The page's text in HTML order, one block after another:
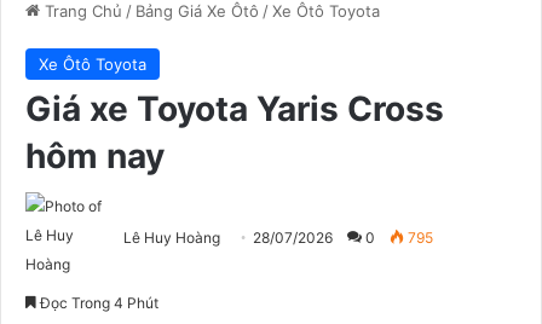
Trang Chủ / Bảng Giá Xe Ôtô /Xe Ôtô Toyota
Xe Ôtô Toyota
Giá xe Toyota Yaris Cross
hôm nay
Lê Huy Hoàng 28/07/2026 0 795
Đọc Trong 4 Phút